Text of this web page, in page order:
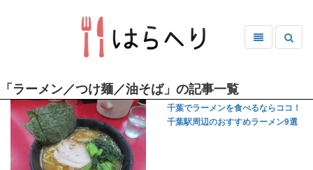
「ラーメン／つけ麺／油そば」の記事一覧
千葉でラーメンを食べるならココ！
千葉駅周辺のおすすめラーメン9選